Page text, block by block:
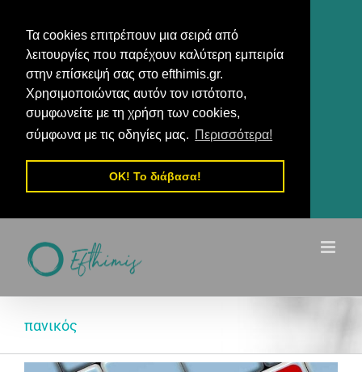
Τα cookies επιτρέπουν μια σειρά από
λειτουργίες που παρέχουν καλύτερη εμπειρία
στην επίσκεψή σας στο efthimis.gr.
Χρησιμοποιώντας αυτόν τον ιστότοπο,
συμφωνείτε με τη χρήση των cookies,
σύμφωνα με τις οδηγίες μας. Περισσότερα!
OK! Το διάβασα!
περιεχόμενο
πανικός